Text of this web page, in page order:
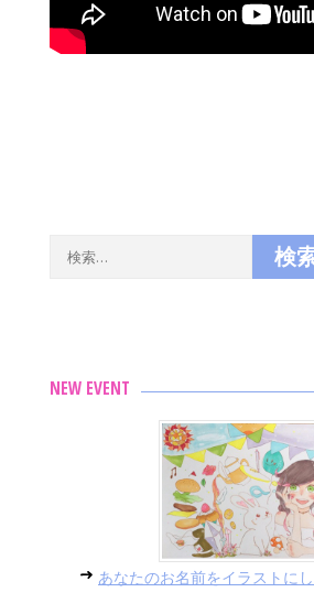
NEW EVENT
あなたのお名前をイラストに